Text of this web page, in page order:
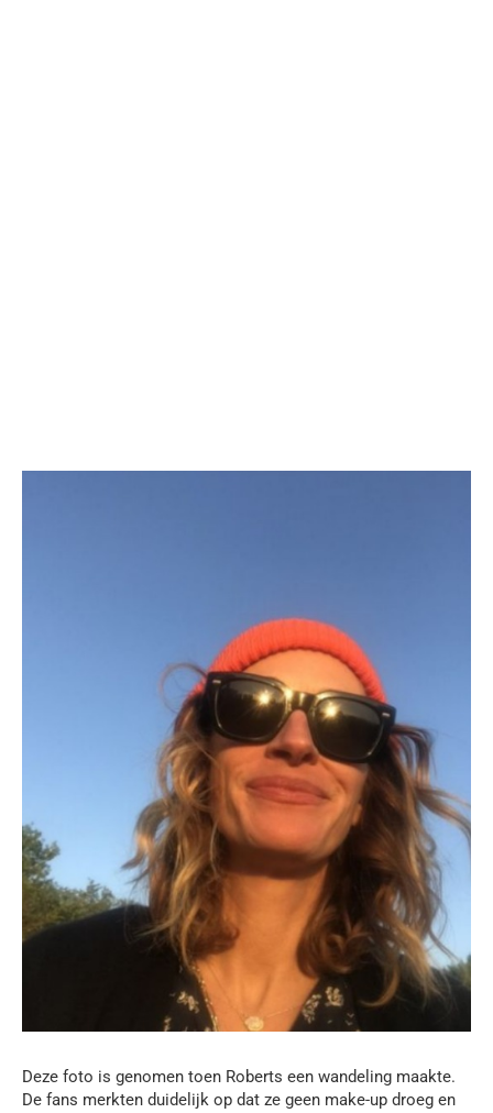
Deze foto is genomen toen Roberts een wandeling maakte.
De fans merkten duidelijk op dat ze geen make-up droeg en